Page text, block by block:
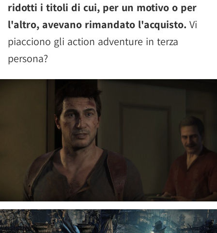
ridotti i titoli di cui, per un motivo o per
l'altro, avevano rimandato l'acquisto. Vi
piacciono gli action adventure in terza
persona?